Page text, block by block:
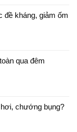
đề kháng, giảm ốm
qua đêm
chướng bụng?